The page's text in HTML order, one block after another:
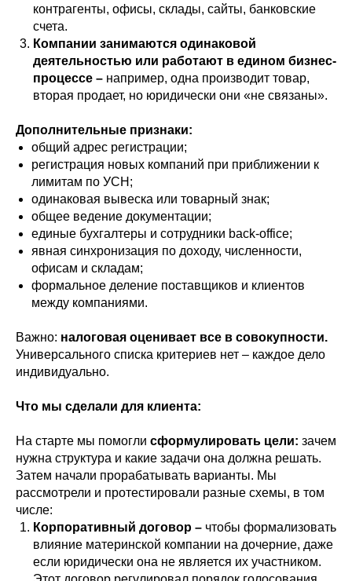
контрагенты, офисы, склады, сайты, банковские
счета.
Компании занимаются одинаковой
деятельностью или работают в едином бизнес-
процессе – например, одна производит товар,
вторая продает, но юридически они «не связаны».
Дополнительные признаки:
общий адрес регистрации;
регистрация новых компаний при приближении к
лимитам по УСН;
одинаковая вывеска или товарный знак;
общее ведение документации;
единые бухгалтеры и сотрудники back-office;
явная синхронизация по доходу, численности,
офисам и складам;
формальное деление поставщиков и клиентов
между компаниями.
Важно: налоговая оценивает все в совокупности.
Универсального списка критериев нет – каждое дело
индивидуально.
Что мы сделали для клиента:
На старте мы помогли сформулировать цели: зачем
нужна структура и какие задачи она должна решать.
Затем начали прорабатывать варианты. Мы
рассмотрели и протестировали разные схемы, в том
числе:
Корпоративный договор – чтобы формализовать
влияние материнской компании на дочерние, даже
если юридически она не является их участником.